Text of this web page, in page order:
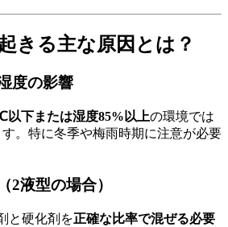
きる主な原因とは？
度の影響
以下または湿度85%以上の環境では
。特に冬季や梅雨時期に注意が必要
2液型の場合）
と硬化剤を正確な比率で混ぜる必要